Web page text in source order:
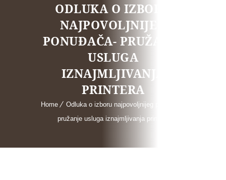
ODLUKA O IZBORU
NAJPOVOLJNIJEG
PONUĐAČA- PRUŽANJE
USLUGA
IZNAJMLJIVANJA
PRINTERA
Home
Odluka o izboru najpovoljnijeg ponuđača-
pružanje usluga iznajmljivanja printera